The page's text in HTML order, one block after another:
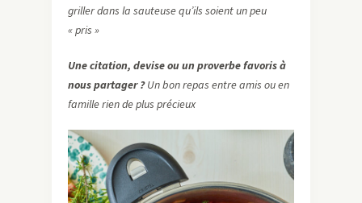
griller dans la sauteuse qu’ils soient un peu
« pris »
Une citation, devise ou un proverbe favoris à
nous partager ?Un bon repas entre amis ou en
famille rien de plus précieux